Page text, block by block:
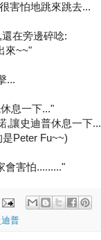
害怕地跳來跳去...
在旁邊碎唸:
來~~"
...
息一下..."
,讓史迪普休息一下...
Peter Fu~~)
會害怕........."
普